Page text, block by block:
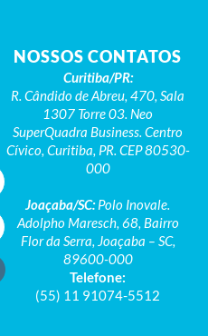
NOSSOS CONTATOS
Curitiba/PR:
R. Cândido de Abreu, 470, Sala
1307 Torre 03. Neo
SuperQuadra Business. Centro
Cívico, Curitiba, PR. CEP 80530-
000
Joaçaba/SC:Polo Inovale.
Adolpho Maresch, 68, Bairro
Flor da Serra, Joaçaba – SC,
89600-000
Telefone:
(55) 11 91074-5512